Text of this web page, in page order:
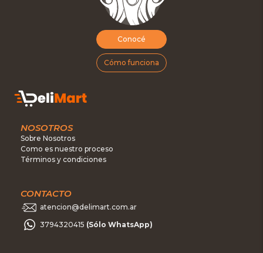
Conocé
Cómo funciona
NOSOTROS
Sobre Nosotros
Como es nuestro proceso
Términos y condiciones
CONTACTO
atencion@delimart.com.ar
3794320415 (Sólo WhatsApp)